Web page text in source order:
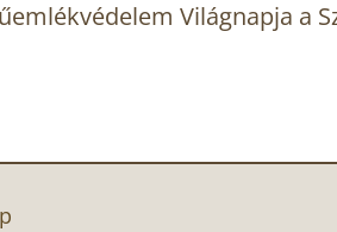
Világnapja a